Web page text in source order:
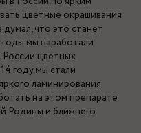
цветные окрашивания
что это станет
мы наработали
России цветных
году мы стали
ламинирования
на этом препарате
Родины и ближнего